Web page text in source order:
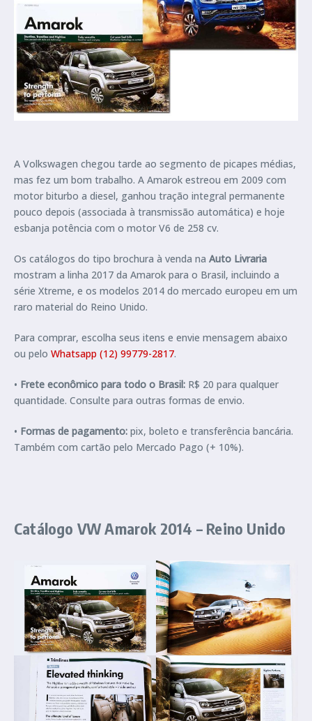
A Volkswagen chegou tarde ao segmento de picapes médias,
mas fez um bom trabalho. A Amarok estreou em 2009 com
motor biturbo a diesel, ganhou tração integral permanente
pouco depois (associada à transmissão automática) e hoje
esbanja potência com o motor V6 de 258 cv.
Os catálogos do tipo brochura à venda na Auto Livraria
mostram a linha 2017 da Amarok para o Brasil, incluindo a
série Xtreme, e os modelos 2014 do mercado europeu em um
raro material do Reino Unido.
Para comprar, escolha seus itens e envie mensagem abaixo
ou pelo Whatsapp (12) 99779-2817.
• Frete econômico para todo o Brasil: R$ 20 para qualquer
quantidade. Consulte para outras formas de envio.
• Formas de pagamento: pix, boleto e transferência bancária.
Também com cartão pelo Mercado Pago (+ 10%).
Catálogo VW Amarok 2014 – Reino Unido